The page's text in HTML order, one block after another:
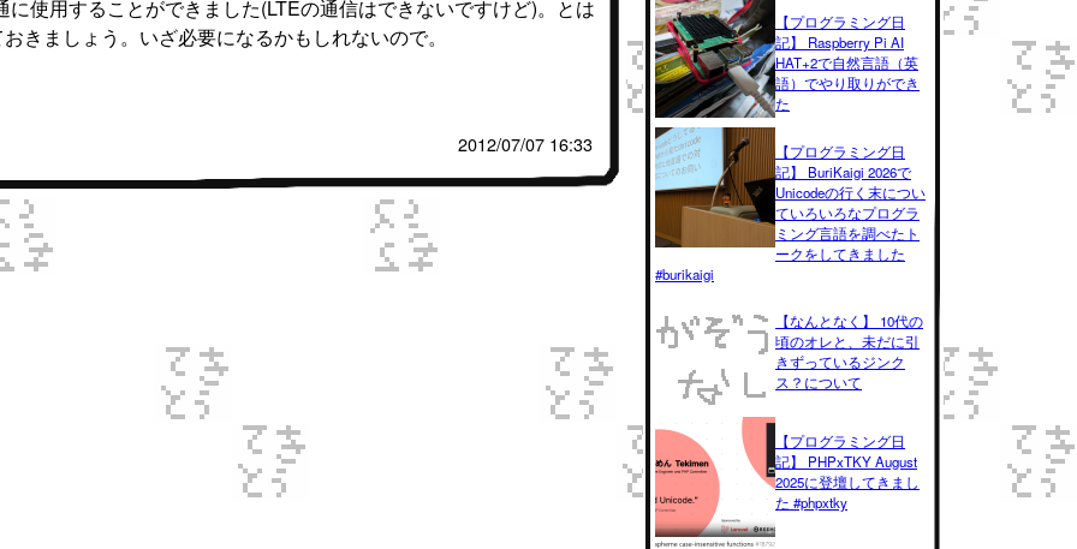
使用することができました(LTEの通信はできないですけど)。とは
きましょう。いざ必要になるかもしれないので。
2012/07/07 16:33
【プログラミング日
記】 Raspberry Pi AI
HAT+2で自然言語（英
語）でやり取りができ
た
【プログラミング日
記】 BuriKaigi 2026で
Unicodeの行く末につい
ていろいろなプログラ
ミング言語を調べたト
ークをしてきました
#burikaigi
【なんとなく】 10代の
頃のオレと、未だに引
きずっているジンク
ス？について
【プログラミング日
記】 PHPxTKY August
2025に登壇してきまし
た #phpxtky